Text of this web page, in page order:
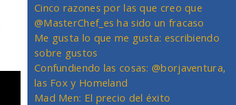
Cinco razones por las que creo que
@MasterChef_es ha sido un fracaso
Me gusta lo que me gusta: escribiendo
sobre gustos
Confundiendo las cosas: @borjaventura,
las Fox y Homeland
Mad Men: El precio del éxito